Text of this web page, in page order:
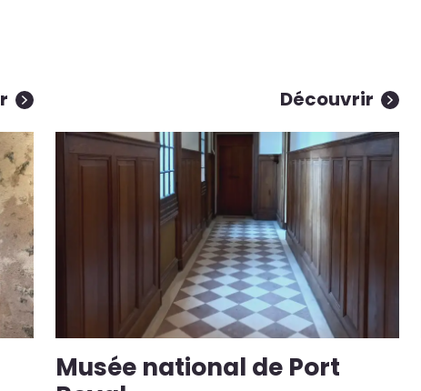
Découvrir
Musée national de Port